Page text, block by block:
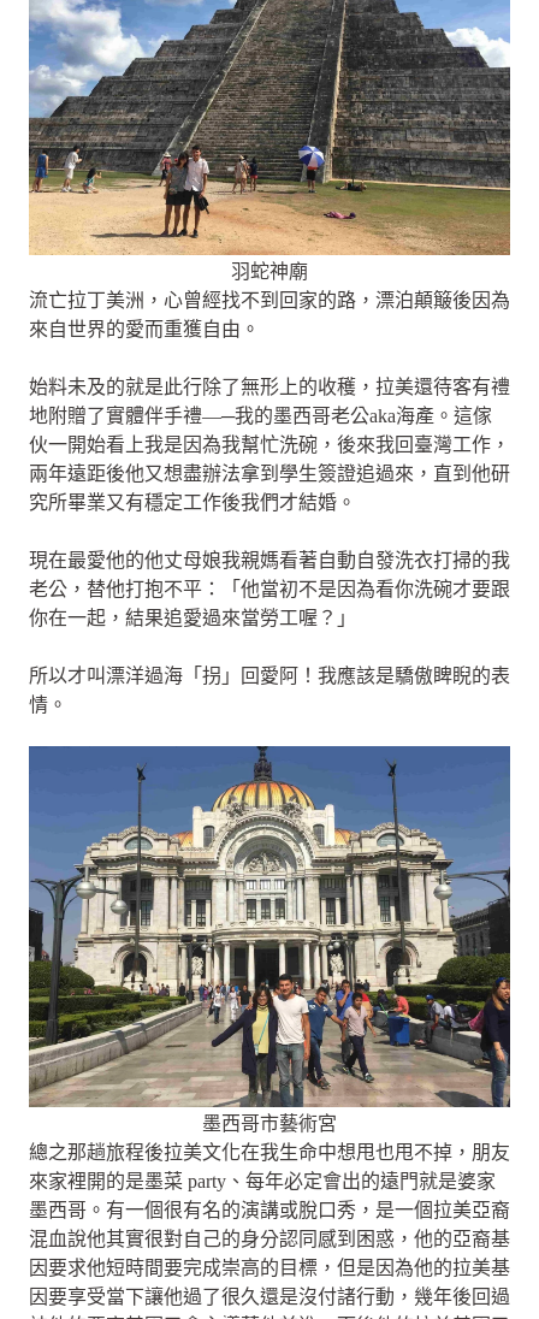
羽蛇神廟
流亡拉丁美洲，心曾經找不到回家的路，漂泊顛簸後因為
來自世界的愛而重獲自由。
始料未及的就是此行除了無形上的收穫，拉美還待客有禮
地附贈了實體伴手禮—─我的墨西哥老公aka海產。這傢
伙一開始看上我是因為我幫忙洗碗，後來我回臺灣工作，
兩年遠距後他又想盡辦法拿到學生簽證追過來，直到他研
究所畢業又有穩定工作後我們才結婚。
現在最愛他的他丈母娘我親媽看著自動自發洗衣打掃的我
老公，替他打抱不平：「他當初不是因為看你洗碗才要跟
你在一起，結果追愛過來當勞工喔？」
所以才叫漂洋過海「拐」回愛阿！我應該是驕傲睥睨的表
情。
墨西哥市藝術宮
總之那趟旅程後拉美文化在我生命中想甩也甩不掉，朋友
來家裡開的是墨菜 party、每年必定會出的遠門就是婆家
墨西哥。有一個很有名的演講或脫口秀，是一個拉美亞裔
混血說他其實很對自己的身分認同感到困惑，他的亞裔基
因要求他短時間要完成崇高的目標，但是因為他的拉美基
因要享受當下讓他過了很久還是沒付諸行動，幾年後回過